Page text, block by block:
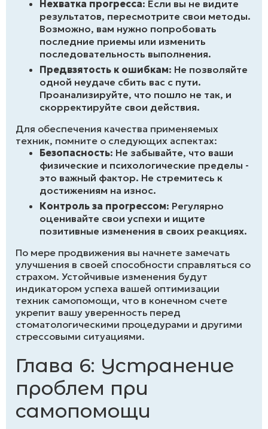
Нехватка прогресса: Если вы не видите
результатов, пересмотрите свои методы.
Возможно, вам нужно попробовать
последние приемы или изменить
последовательность выполнения.
Предвзятость к ошибкам: Не позволяйте
одной неудаче сбить вас с пути.
Проанализируйте, что пошло не так, и
скорректируйте свои действия.
Для обеспечения качества применяемых
техник, помните о следующих аспектах:
Безопасность: Не забывайте, что ваши
физические и психологические пределы -
это важный фактор. Не стремитесь к
достижениям на износ.
Контроль за прогрессом: Регулярно
оценивайте свои успехи и ищите
позитивные изменения в своих реакциях.
По мере продвижения вы начнете замечать
улучшения в своей способности справляться со
страхом. Устойчивые изменения будут
индикатором успеха вашей оптимизации
техник самопомощи, что в конечном счете
укрепит вашу уверенность перед
стоматологическими процедурами и другими
стрессовыми ситуациями.
Глава 6: Устранение
проблем при
самопомощи